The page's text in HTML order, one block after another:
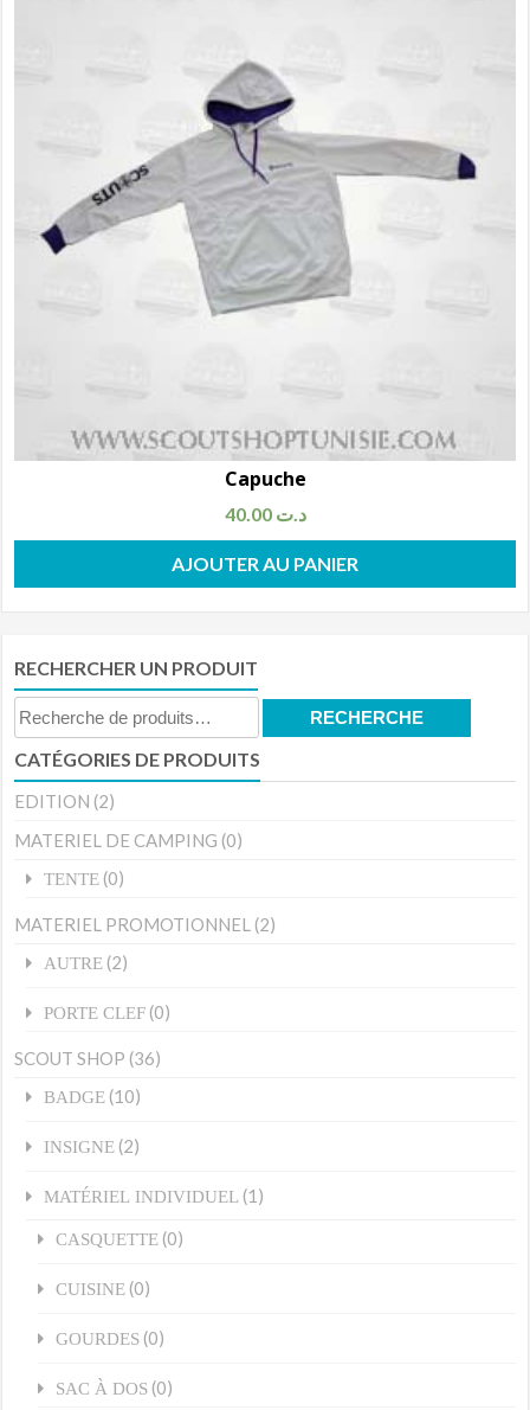
Capuche
40.00 د.ت
AJOUTER AU PANIER
RECHERCHER UN PRODUIT
Recherche
pour :
RECHERCHE
CATÉGORIES DE PRODUITS
EDITION (2)
MATERIEL DE CAMPING (0)
TENTE (0)
MATERIEL PROMOTIONNEL (2)
AUTRE (2)
PORTE CLEF (0)
SCOUT SHOP (36)
BADGE (10)
INSIGNE (2)
MATÉRIEL INDIVIDUEL (1)
CASQUETTE (0)
CUISINE (0)
GOURDES (0)
SAC À DOS (0)